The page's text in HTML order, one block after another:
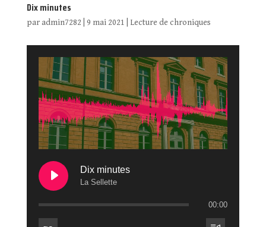
Dix minutes
paradmin7282 9 mai 2021 Lecture de chroniques
Dix minutes
La Sellette
00:00